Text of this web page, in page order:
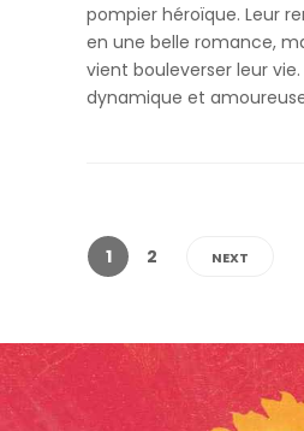
pompier héroïque. Leur
en une belle romance,
vient bouleverser leur
dynamique et amoureuse
1 2 NEXT